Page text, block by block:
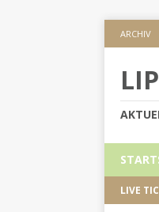
ARCHIV
LIVE